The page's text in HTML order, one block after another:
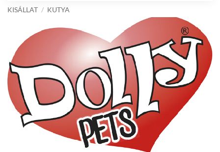
KISÁLLAT / KUTYA